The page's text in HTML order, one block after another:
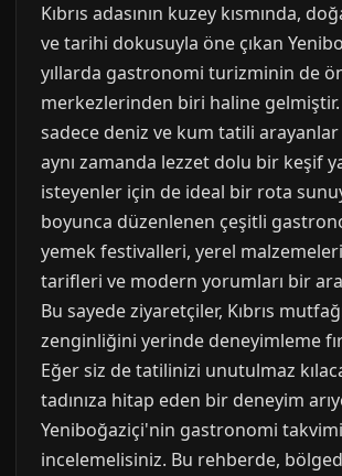
Kıbrıs adasının kuzey kısmında,
ve tarihi dokusuyla öne çıkan
yıllarda gastronomi turizminin de
merkezlerinden biri haline
sadece deniz ve kum tatili
aynı zamanda lezzet dolu bir keşif
isteyenler için de ideal bir rota
boyunca düzenlenen çeşitli
yemek festivalleri, yerel
tarifleri ve modern yorumları bir
Bu sayede ziyaretçiler, Kıbrıs
zenginliğini yerinde deneyimleme
Eğer siz de tatilinizi unutulmaz
tadınıza hitap eden bir deneyim
Yeniboğaziçi'nin gastronomi
incelemelisiniz. Bu rehberde,